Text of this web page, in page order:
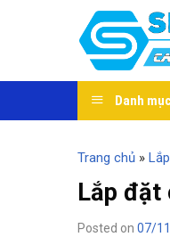
Danh
Trang chủ »
Lắp đặt
Posted on 07/